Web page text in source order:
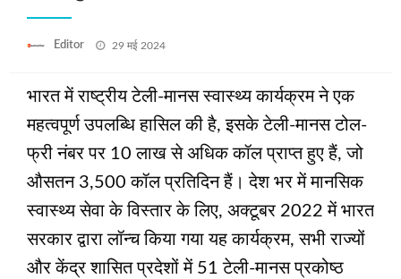
Editor
Posted
29 मई 2024
भारत में राष्ट्रीय टेली-मानस स्वास्थ्य कार्यक्रम ने एक
महत्वपूर्ण उपलब्धि हासिल की है, इसके टेली-मानस टोल-
फ्री नंबर पर 10 लाख से अधिक कॉल प्राप्त हुए हैं, जो
औसतन 3,500 कॉल प्रतिदिन हैं। देश भर में मानसिक
स्वास्थ्य सेवा के विस्तार के लिए, अक्टूबर 2022 में भारत
सरकार द्वारा लॉन्च किया गया यह कार्यक्रम, सभी राज्यों
और केंद्र शासित प्रदेशों में 51 टेली-मानस प्रकोष्ठ